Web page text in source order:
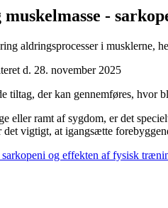
-
aldringsprocesser i musklerne,
d. 28. november 2025
tiltag, der kan gennemføres,
eller ramt af sygdom, er det
det vigtigt, at igangsætte
og effekten af fysisk